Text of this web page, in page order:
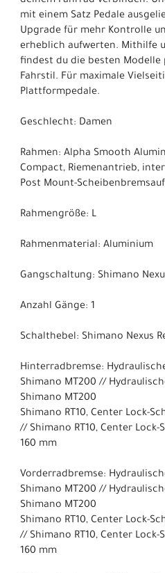
mit einem Satz Pedale
Upgrade für mehr Kontrolle
erheblich aufwerten. Mithilfe
findest du die besten Modelle
Fahrstil. Für maximale
Plattformpedale.
Geschlecht: Damen
Rahmen: Alpha Smooth
Compact, Riemenantrieb,
Post Mount-
Rahmengröße: L
Rahmenmaterial: Aluminium
Gangschaltung: Shimano
Anzahl Gänge: 1
Schalthebel: Shimano Nexus
Hinterradbremse:
Shimano MT200 //
Shimano MT200
Shimano RT10, Center Lock-
// Shimano RT10, Center
160 mm
Vorderradbremse:
Shimano MT200 //
Shimano MT200
Shimano RT10, Center Lock-
// Shimano RT10, Center
160 mm